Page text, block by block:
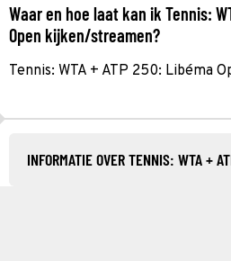
Waar en hoe laat kan ik Tennis:
Open kijken/streamen?
Tennis: WTA + ATP 250: Libéma
INFORMATIE OVER TENNIS: WTA +